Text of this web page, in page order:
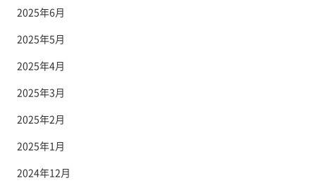
2025年6月
2025年5月
2025年4月
2025年3月
2025年2月
2025年1月
2024年12月